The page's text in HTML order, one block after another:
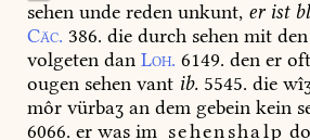
sehen unde reden unkunt, erist
Cäc. 386. die durch sehen mit den
volgeten dan Loh. 6149. den er
ougen sehen vant ib. 5545. die
môr vürbaʒ an dem gebein kein
6066. er was im sehenshalp